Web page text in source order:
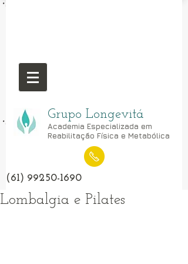
Grupo Longevitá
Academia Especializada em
Reabilitação Física e Metabólica
(61) 99250-1690
Lombalgia e Pilates